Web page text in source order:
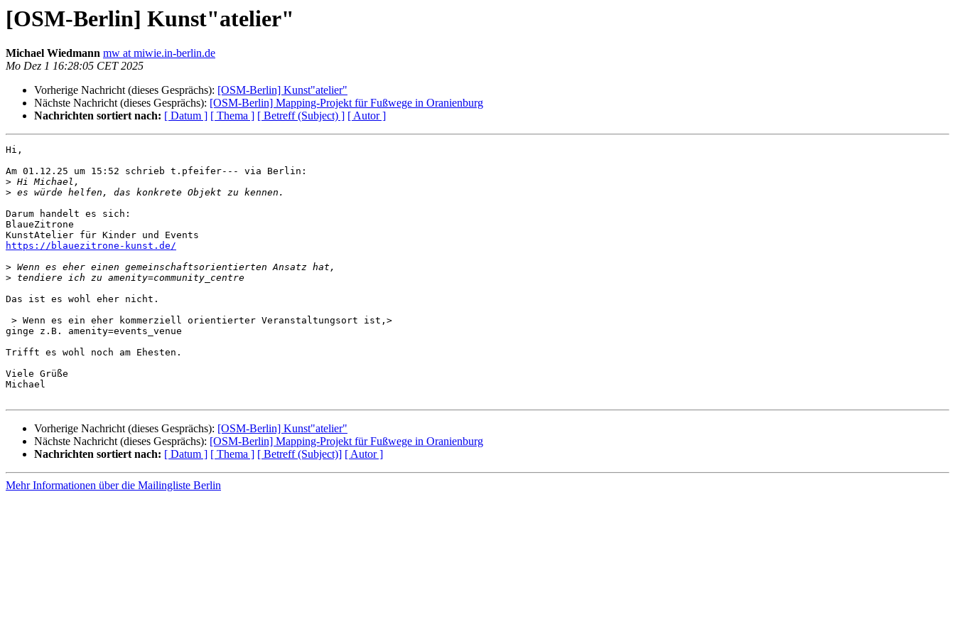
[OSM-Berlin] Kunst"atelier"
Michael Wiedmann mw at miwie.in-berlin.de
Mo Dez 1 16:28:05 CET 2025
Vorherige Nachricht (dieses Gesprächs): [OSM-Berlin] Kunst"atelier"
Nächste Nachricht (dieses Gesprächs): [OSM-Berlin] Mapping-Projekt für Fußwege in Oranienburg
Nachrichten sortiert nach: [ Datum ] [ Thema ] [ Betreff (Subject) ] [ Autor ]
Hi,
Am 01.12.25 um 15:52 schrieb t.pfeifer--- via Berlin:
>
>
Darum handelt es sich:
BlaueZitrone
https://blauezitrone-kunst.de/
>
>
Das ist es wohl eher nicht.
ginge z.B. amenity=events_venue
Trifft es wohl noch am Ehesten.
Viele Grüße
Michael
Vorherige Nachricht (dieses Gesprächs): [OSM-Berlin] Kunst"atelier"
Nächste Nachricht (dieses Gesprächs): [OSM-Berlin] Mapping-Projekt für Fußwege in Oranienburg
Nachrichten sortiert nach: [ Datum ] [ Thema ] [ Betreff (Subject)] [ Autor ]
Mehr Informationen über die Mailingliste Berlin